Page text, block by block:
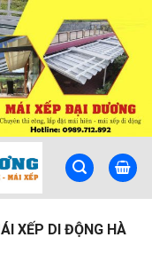
XẾP DI ĐỘNG HÀ